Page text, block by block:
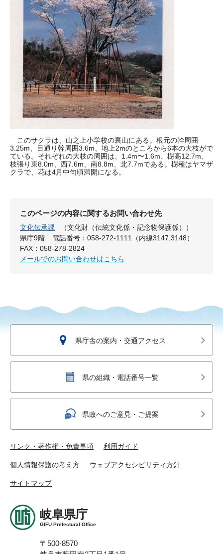
このサクラは、山之上小学校の裏山にある。根元の幹周囲
3.25m、目通り幹周囲3.6m、地上2mのところから6本の大枝がで
ている。それぞれの大枝の周囲は、1.4m〜1.6m、樹高12.7m、
枝張り東8.0m、西7.6m、南8.8m、北7.7mである。樹種はヤマザ
クラで、花は4月中句頃満開になる。
このページの内容に関するお問い合わせ先
文化伝承課
（文化財（伝統文化係・記念物保護係））
県庁9階
電話番号：058-272-1111（内線3147,3148）
FAX：058-278-2824
メールでのお問い合わせはこちら
県庁舎の案内・交通アクセス
県の組織・電話番号一覧
県政へのご意見・ご提案
リンク・著作権・免責事項 利用ガイド
個人情報保護の考え方 ウェブアクセシビリティ方針
サイトマップ
岐阜県庁
GIFU Prefectural Office
〒500-8570